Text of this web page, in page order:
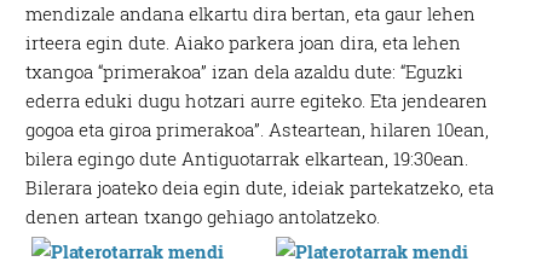
mendizale andana elkartu dira bertan, eta gaur lehen
irteera egin dute. Aiako parkera joan dira, eta lehen
txangoa “primerakoa” izan dela azaldu dute: “Eguzki
ederra eduki dugu hotzari aurre egiteko. Eta jendearen
gogoa eta giroa primerakoa”. Asteartean, hilaren 10ean,
bilera egingo dute Antiguotarrak elkartean, 19:30ean.
Bilerara joateko deia egin dute, ideiak partekatzeko, eta
denen artean txango gehiago antolatzeko.